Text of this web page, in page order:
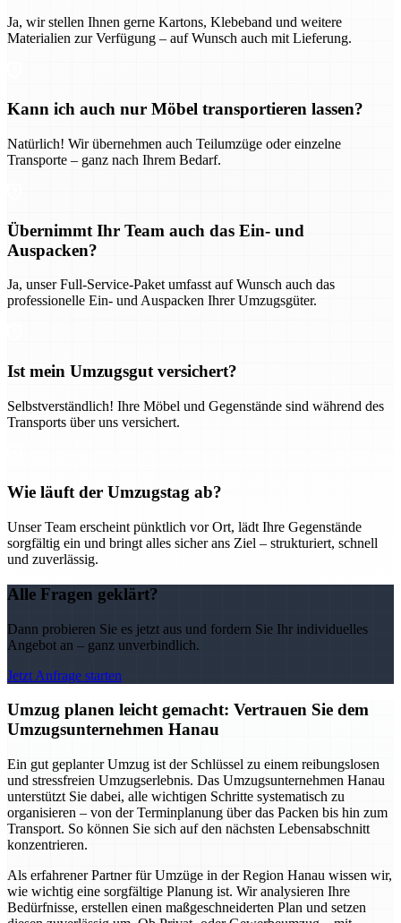
Ja, wir stellen Ihnen gerne Kartons, Klebeband und weitere
Materialien zur Verfügung – auf Wunsch auch mit Lieferung.
Kann ich auch nur Möbel transportieren lassen?
Natürlich! Wir übernehmen auch Teilumzüge oder einzelne
Transporte – ganz nach Ihrem Bedarf.
Übernimmt Ihr Team auch das Ein- und
Auspacken?
Ja, unser Full-Service-Paket umfasst auf Wunsch auch das
professionelle Ein- und Auspacken Ihrer Umzugsgüter.
Ist mein Umzugsgut versichert?
Selbstverständlich! Ihre Möbel und Gegenstände sind während des
Transports über uns versichert.
Wie läuft der Umzugstag ab?
Unser Team erscheint pünktlich vor Ort, lädt Ihre Gegenstände
sorgfältig ein und bringt alles sicher ans Ziel – strukturiert, schnell
und zuverlässig.
Alle Fragen geklärt?
Dann probieren Sie es jetzt aus und fordern Sie Ihr individuelles
Angebot an – ganz unverbindlich.
Jetzt Anfrage starten
Umzug planen leicht gemacht: Vertrauen Sie dem
Umzugsunternehmen Hanau
Ein gut geplanter Umzug ist der Schlüssel zu einem reibungslosen
und stressfreien Umzugserlebnis. Das Umzugsunternehmen Hanau
unterstützt Sie dabei, alle wichtigen Schritte systematisch zu
organisieren – von der Terminplanung über das Packen bis hin zum
Transport. So können Sie sich auf den nächsten Lebensabschnitt
konzentrieren.
Als erfahrener Partner für Umzüge in der Region Hanau wissen wir,
wie wichtig eine sorgfältige Planung ist. Wir analysieren Ihre
Bedürfnisse, erstellen einen maßgeschneiderten Plan und setzen